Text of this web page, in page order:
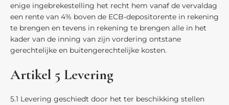
enige ingebrekestelling het recht hem vanaf de vervaldag
een rente van 4% boven de ECB-depositorente in rekening
te brengen en tevens in rekening te brengen alle in het
kader van de inning van zijn vordering ontstane
gerechtelijke en buitengerechtelijke kosten.
Artikel 5 Levering
5.1 Levering geschiedt door het ter beschikking stellen